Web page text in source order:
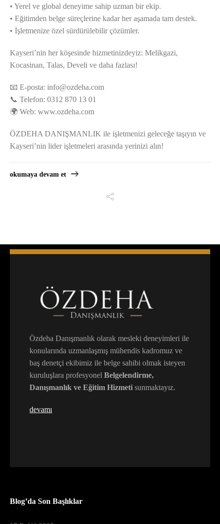
• Yerel ve global deneyime sahip uzman bir ekip.
• Eğitimden belge süreçlerine kadar her aşamada tam destek.
• İşletmenize özel sürdürülebilir çözümler.
Kayseri’nin her köşesinde hizmetinizdeyiz: Melikgazi,
Kocasinan, Talas, Develi ve daha fazlası!
📧 E-posta: info@ozdeha.com
📞 Telefon: 0312 870 13 01
🌍 Web: www.ozdeha.com
ÖZDEHA DANIŞMANLIK ile işletmenizi geleceğe taşıyın ve
Kayseri’nin lider işletmeleri arasında yerinizi alın!
okumaya devam et
Özdeha Danışmanlık olarak mesleki deneyimleri ile
konularında uzmanlaşmış mühendis kadromuz ve
baş denetçi ekibimiz ile belge sahibi olmak isteyen
kuruluşlara profesyonel Belgelendirme,
Danışmanlık ve Eğitim Hizmeti sunmaktayız.
devamı
Blog’da Son Başlıklar